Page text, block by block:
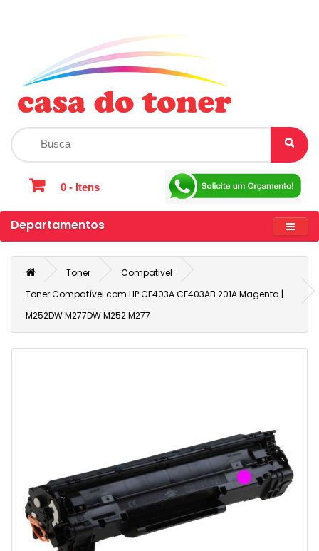
0 - Itens
Departamentos
Toner
Compativel
Toner Compatível com HP CF403A CF403AB 201A Magenta |
M252DW M277DW M252 M277